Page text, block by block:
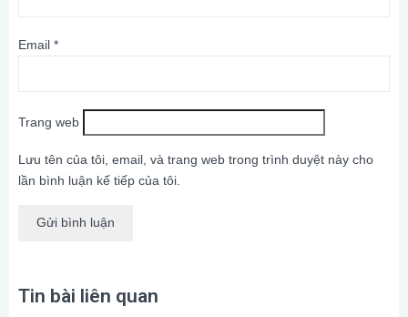
Email *
Trang web
Lưu tên của tôi, email, và trang web trong trình duyệt này cho
lần bình luận kế tiếp của tôi.
Tin bài liên quan